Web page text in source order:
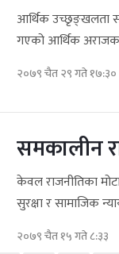
आर्थिक उच्छृङ्खलता
गएको आर्थिक
२०७९ चैत २९ गते १७:३०
समकालीन
केवल राजनीतिका
सुरक्षा र सामाजिक
२०७९ चैत १५ गते ८:३३